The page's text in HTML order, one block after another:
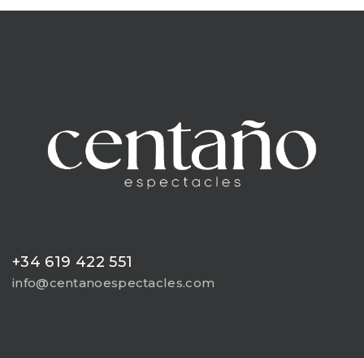
+34 619 422 551
info@centanoespectacles.com